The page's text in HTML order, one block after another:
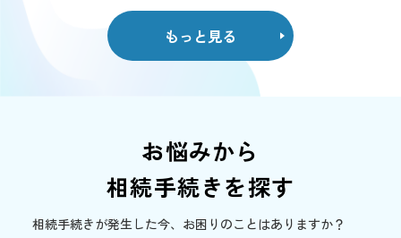
もっと見る
お悩みから
相続手続きを探す
相続手続きが発生した今、お困りのことはありますか？